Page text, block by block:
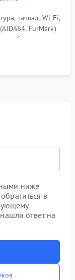
тачпад, Wi-Fi,
FurMark)
стабильности
ниже
в
ответ на